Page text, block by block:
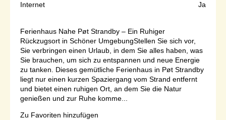
Internet
Ja
Ferienhaus Nahe Pøt Strandby – Ein Ruhiger
Rückzugsort in Schöner UmgebungStellen Sie sich vor,
Sie verbringen einen Urlaub, in dem Sie alles haben, was
Sie brauchen, um sich zu entspannen und neue Energie
zu tanken. Dieses gemütliche Ferienhaus in Pøt Strandby
liegt nur einen kurzen Spaziergang vom Strand entfernt
und bietet einen ruhigen Ort, an dem Sie die Natur
genießen und zur Ruhe komme...
Zu Favoriten hinzufügen